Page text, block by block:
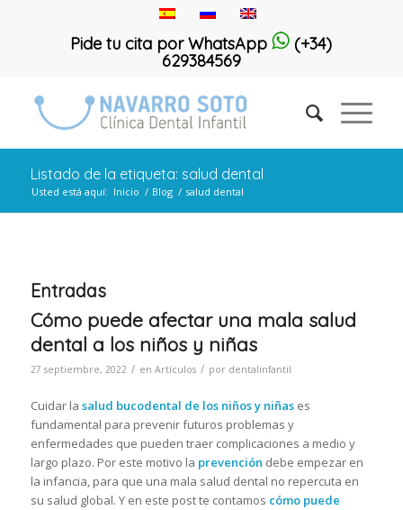
Pide tu cita por WhatsApp
(+34)
629384569
Listado de la etiqueta: salud dental
Usted está aquí: Inicio / Blog / salud dental
Entradas
Cómo puede afectar una mala salud
dental a los niños y niñas
27 septiembre, 2022 / en Artículos / por dentalinfantil
Cuidar la salud bucodental de los niños y niñases
fundamental para prevenir futuros problemas y
enfermedades que pueden traer complicaciones a medio y
largo plazo. Por este motivo la prevención debe empezar en
la infancia, para que una mala salud dental no repercuta en
su salud global. Y en este post te contamos cómo puede